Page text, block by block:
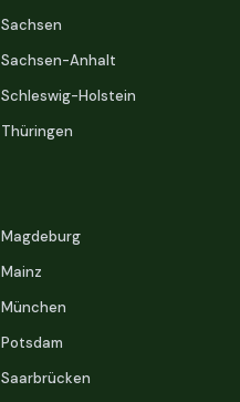
Sachsen
Sachsen-Anhalt
Schleswig-Holstein
Thüringen
Magdeburg
Mainz
München
Potsdam
Saarbrücken